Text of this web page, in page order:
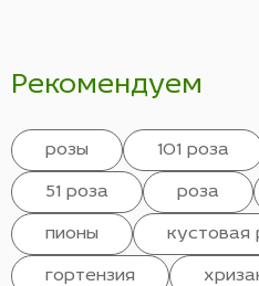
Рекомендуем
розы 101 роза
51 роза роза
пионы кустовая
гортензия